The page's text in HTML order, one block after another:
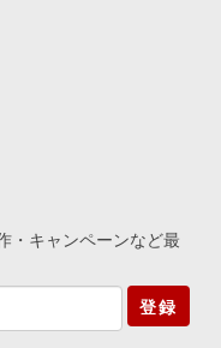
けると思います。
。 またいつでも気
さいね。
・キャンペーンなど最
登録